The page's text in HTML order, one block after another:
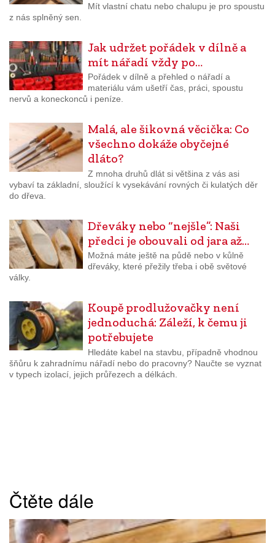
Mít vlastní chatu nebo chalupu je pro spoustu
z nás splněný sen.
Jak udržet pořádek v dílně a
mít nářadí vždy po…
Pořádek v dílně a přehled o nářadí a
materiálu vám ušetří čas, práci, spoustu
nervů a koneckonců i peníze.
Malá, ale šikovná věcička: Co
všechno dokáže obyčejné
dláto?
Z mnoha druhů dlát si většina z vás asi
vybaví ta základní, sloužící k vysekávání rovných či kulatých děr
do dřeva.
Dřeváky nebo “nejšle”: Naši
předci je obouvali od jara až…
Možná máte ještě na půdě nebo v kůlně
dřeváky, které přežily třeba i obě světové
války.
Koupě prodlužovačky není
jednoduchá: Záleží, k čemu ji
potřebujete
Hledáte kabel na stavbu, případně vhodnou
šňůru k zahradnímu nářadí nebo do pracovny? Naučte se vyznat
v typech izolací, jejich průřezech a délkách.
Čtěte dále